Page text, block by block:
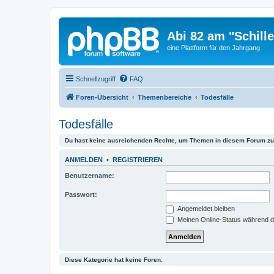
Abi 82 am
eine Plattform für den Jahrgang
Schnellzugriff FAQ
Foren-Übersicht Themenbereiche Todesfälle
Todesfälle
Du hast keine ausreichenden Rechte, um Themen in diesem Forum
ANMELDEN • REGISTRIEREN
Benutzername:
Passwort:
Angemeldet bleiben
Meinen Online-Status während
Diese Kategorie hat keine Foren.